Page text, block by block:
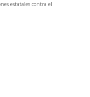
estatales contra el